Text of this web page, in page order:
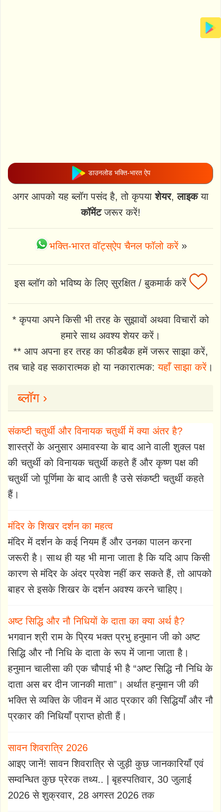
डाउनलोड भक्ति-भारत ऐप
अगर आपको यह ब्लॉग पसंद है, तो कृपयाशेयर,लाइकया
कॉमेंटजरूर करें!
भक्ति-भारत वॉट्स्ऐप चैनल फॉलो करें»
इस ब्लॉग को भविष्य के लिए सुरक्षित / बुकमार्क करें
* कृपया अपने किसी भी तरह के सुझावों अथवा विचारों को
हमारे साथ अवश्य शेयर करें।
** आप अपना हर तरह का फीडबैक हमें जरूर साझा करें,
तब चाहे वह सकारात्मक हो या नकारात्मक:यहाँ साझा करें।
ब्लॉग ›
संकष्टी चतुर्थी और विनायक चतुर्थी में क्या अंतर है?
शास्त्रों के अनुसार अमावस्या के बाद आने वाली शुक्ल पक्ष
की चतुर्थी को विनायक चतुर्थी कहते हैं और कृष्ण पक्ष की
चतुर्थी जो पूर्णिमा के बाद आती है उसे संकष्टी चतुर्थी कहते
हैं।
मंदिर के शिखर दर्शन का महत्व
मंदिर में दर्शन के कई नियम हैं और उनका पालन करना
जरूरी है। साथ ही यह भी माना जाता है कि यदि आप किसी
कारण से मंदिर के अंदर प्रवेश नहीं कर सकते हैं, तो आपको
बाहर से इसके शिखर के दर्शन अवश्य करने चाहिए।
अष्ट सिद्धि और नौ निधियों के दाता का क्या अर्थ है?
भगवान श्री राम के प्रिय भक्त प्रभु हनुमान जी को अष्ट
सिद्धि और नौ निधि के दाता के रूप में जाना जाता है।
हनुमान चालीसा की एक चौपाई भी है “अष्ट सिद्धि नौ निधि के
दाता अस बर दीन जानकी माता”। अर्थात हनुमान जी की
भक्ति से व्यक्ति के जीवन में आठ प्रकार की सिद्धियाँ और नौ
प्रकार की निधियाँ प्राप्त होती हैं।
सावन शिवरात्रि 2026
आइए जानें! सावन शिवरात्रि से जुड़ी कुछ जानकारियाँ एवं
सम्वन्धित कुछ प्रेरक तथ्य.. | बृहस्पतिवार, 30 जुलाई
2026 से शुक्रवार, 28 अगस्त 2026 तक